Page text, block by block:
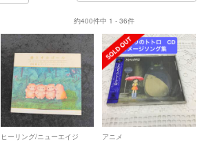
約400件中 1 - 36件
ヒーリング/ニューエイジ アニメ